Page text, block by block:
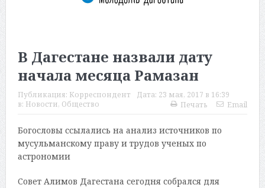
В Дагестане назвали дату
начала месяца Рамазан
Публикация: Корреспондент Дата: 23 мая, 2017 в 16:39
в: Новости, Общество Печать Email
Богословы ссылались на анализ источников по
мусульманскому праву и трудов ученых по
астрономии
Совет Алимов Дагестана сегодня собрался для